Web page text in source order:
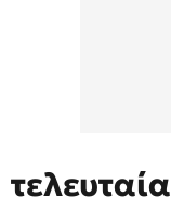
τελευταία